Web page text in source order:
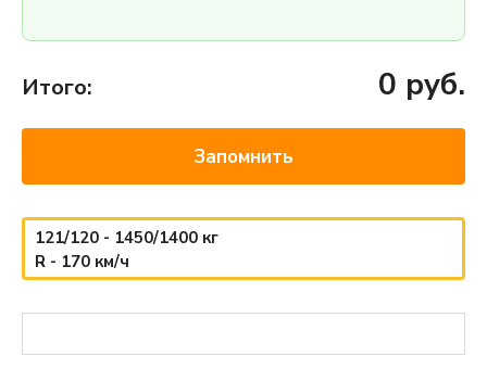
Итого: 0 руб.
Запомнить
121/120 - 1450/1400 кг
R - 170 км/ч